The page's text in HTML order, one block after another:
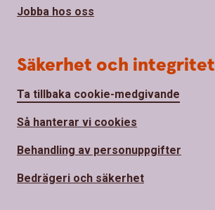
Jobba hos oss
Säkerhet och integritet
Ta tillbaka cookie-medgivande
Så hanterar vi cookies
Behandling av personuppgifter
Bedrägeri och säkerhet